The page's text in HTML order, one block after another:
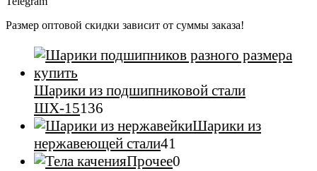
Размер оптовой скидки зависит от суммы заказа!
Шарики из подшипниковой стали
ШХ-15136
товаров
Шарики из
нержавеющей стали41
товар
Прочее0